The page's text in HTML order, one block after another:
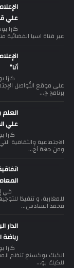
علي
كازا
عبر قناة اسيا الفضائية
أنا”
على موقع التّواصل
برنامج ج...
علي
كازا
الاجتماعية
ومن جهة أخ...
في
للمغاربة، و تنفيذا
محمد السادس...
الدار
رياضة
كازا
الكيك بوكسنغ تنظم
للكيك بو...